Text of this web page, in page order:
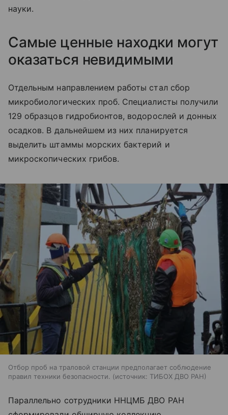
науки.
Самые ценные находки могут
оказаться невидимыми
Отдельным направлением работы стал сбор
микробиологических проб. Специалисты получили
129 образцов гидробионтов, водорослей и донных
осадков. В дальнейшем из них планируется
выделить штаммы морских бактерий и
микроскопических грибов.
Отбор проб на траловой станции предполагает соблюдение
правил техники безопасности.
источник: ТИБОХ ДВО РАН
Параллельно сотрудники ННЦМБ ДВО РАН